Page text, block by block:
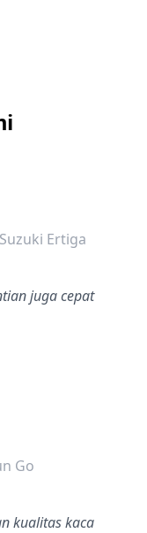
lima
Ertiga
juga cepat
lima
Go
kualitas kaca